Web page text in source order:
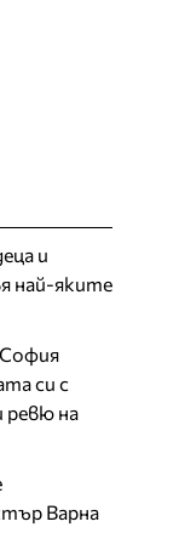
и
най-яките
си с
на
Варна